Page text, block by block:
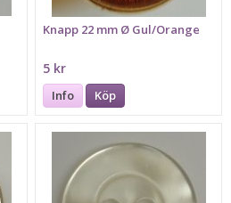
Knapp 22 mm Ø Gul/Orange
5 kr
Info Köp